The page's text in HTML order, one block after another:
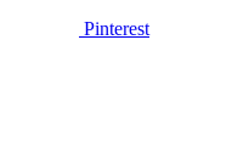
Pinterest